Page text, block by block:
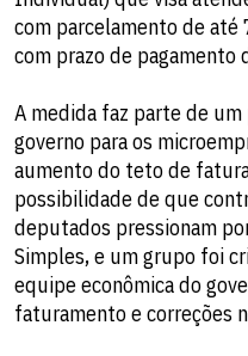
com parcelamento de
com prazo de pagamento
A medida faz parte de
governo para os
aumento do teto de
possibilidade de que
deputados pressionam
Simples, e um grupo foi
equipe econômica do
faturamento e correções